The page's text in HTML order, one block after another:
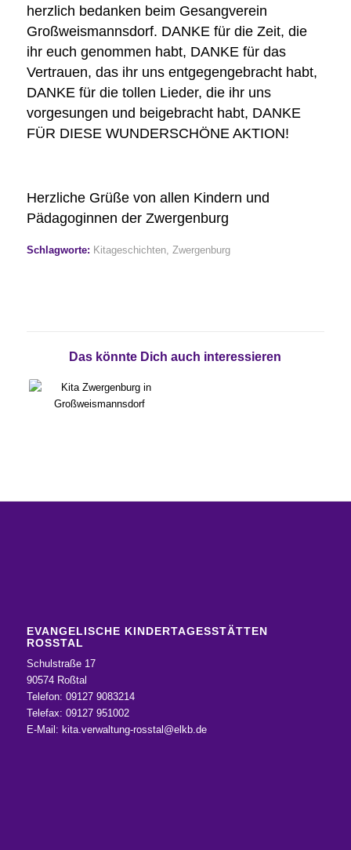
herzlich bedanken beim Gesangverein
Großweismannsdorf. DANKE für die Zeit, die
ihr euch genommen habt, DANKE für das
Vertrauen, das ihr uns entgegengebracht habt,
DANKE für die tollen Lieder, die ihr uns
vorgesungen und beigebracht habt, DANKE
FÜR DIESE WUNDERSCHÖNE AKTION!
Herzliche Grüße von allen Kindern und
Pädagoginnen der Zwergenburg
Schlagworte: Kitageschichten, Zwergenburg
Das könnte Dich auch interessieren
EVANGELISCHE KINDERTAGESSTÄTTEN
ROSSTAL
Schulstraße 17
90574 Roßtal
Telefon: 09127 9083214
Telefax: 09127 951002
E-Mail: kita.verwaltung-rosstal@elkb.de